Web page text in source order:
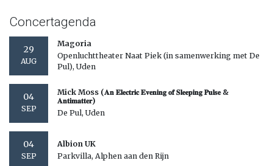
Concertagenda
29
AUG
Magoria
Openluchttheater Naat Piek (in samenwerking met De
Pul), Uden
04
SEP
Mick Moss (𝐀𝐧 𝐄𝐥𝐞𝐜𝐭𝐫𝐢𝐜 𝐄𝐯𝐞𝐧𝐢𝐧𝐠 𝐨𝐟 𝐒𝐥𝐞𝐞𝐩𝐢𝐧𝐠 𝐏𝐮𝐥𝐬𝐞 &
𝐀𝐧𝐭𝐢𝐦𝐚𝐭𝐭𝐞𝐫)
De Pul, Uden
04
SEP
Albion UK
Parkvilla, Alphen aan den Rijn